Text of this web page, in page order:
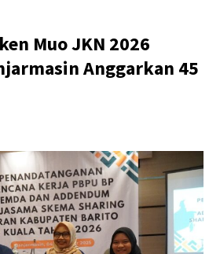
Muo JKN 2026
Anggarkan 45